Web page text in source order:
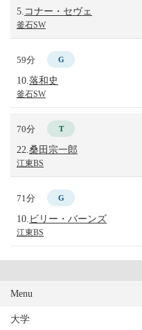
5. コナー・セヴェ
釜石SW
59分 G
10. 落和史
釜石SW
70分 T
22. 桑田宗一郎
江東BS
71分 G
10. ビリー・バーンズ
江東BS
Menu
大学